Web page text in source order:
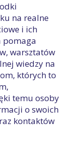
na realne
i ich
pomaga
warsztatów
wiedzy na
których to
temu osoby
o swoich
kontaktów